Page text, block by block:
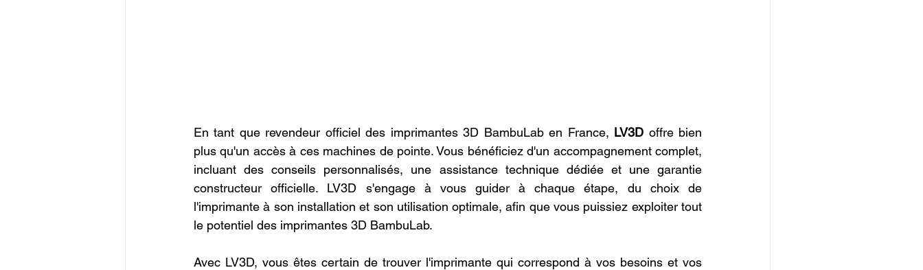
En tant que revendeur officiel des imprimantes 3D BambuLab en France, LV3D offre bien
plus qu'un accès à ces machines de pointe. Vous bénéficiez d'un accompagnement complet,
incluant des conseils personnalisés, une assistance technique dédiée et une garantie
constructeur officielle. LV3D s'engage à vous guider à chaque étape, du choix de
l'imprimante à son installation et son utilisation optimale, afin que vous puissiez exploiter tout
le potentiel des imprimantes 3D BambuLab.
Avec LV3D, vous êtes certain de trouver l'imprimante qui correspond à vos besoins et vos